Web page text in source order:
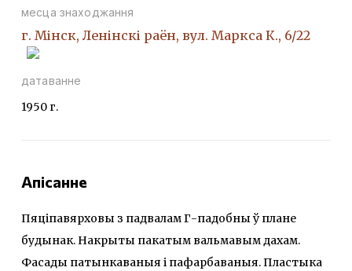
месца знаходжання
г. Мінск, Ленінскі раён, вул. Маркса К., 6/22
датаванне
1950 г.
Апісанне
Пяціпавярховы з падвалам Г-падобны ў плане
будынак. Накрыты пакатым вальмавым дахам.
Фасады патынкаваныя і пафарбаваныя. Пластыка